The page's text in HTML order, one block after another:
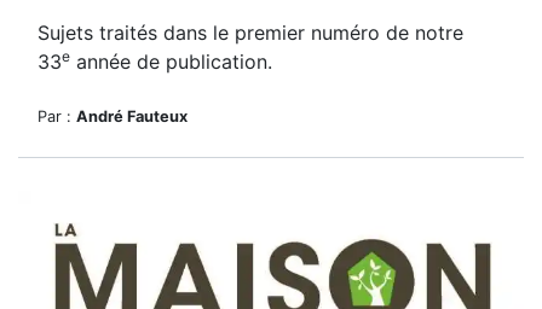
Sujets traités dans le premier numéro de notre
33e année de publication.
Par : André Fauteux